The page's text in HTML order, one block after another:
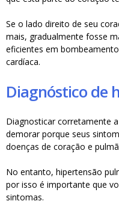
Se o lado direito de seu
mais, gradualmente fosse
eficientes em
cardíaca.
Diagnóstico de
Diagnosticar corretamente
demorar porque seus
doenças de coração e
No entanto, hipertensão
por isso é importante que
sintomas.